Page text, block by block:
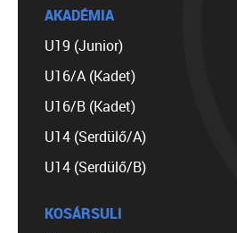
AKADÉMIA
U19 (Junior)
U16/A (Kadet)
U16/B (Kadet)
U14 (Serdülő/A)
U14 (Serdülő/B)
KOSÁRSULI